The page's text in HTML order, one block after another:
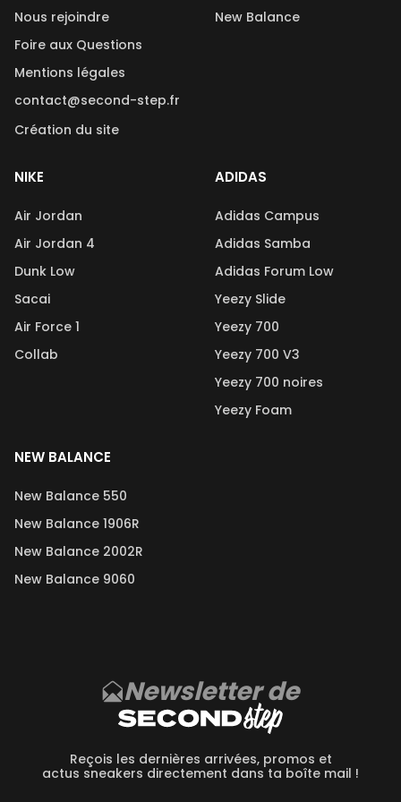
Nous rejoindre
Foire aux Questions
Mentions légales
contact@second-step.fr
Création du site
New Balance
NIKE
Air Jordan
Air Jordan 4
Dunk Low
Sacai
Air Force 1
Collab
ADIDAS
Adidas Campus
Adidas Samba
Adidas Forum Low
Yeezy Slide
Yeezy 700
Yeezy 700 V3
Yeezy 700 noires
Yeezy Foam
NEW BALANCE
New Balance 550
New Balance 1906R
New Balance 2002R
New Balance 9060
Newsletter de
Reçois les dernières arrivées, promos et
actus sneakers directement dans ta boîte mail !